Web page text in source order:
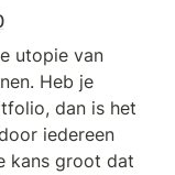
utopie van
Heb je
dan is het
iedereen
kans groot dat